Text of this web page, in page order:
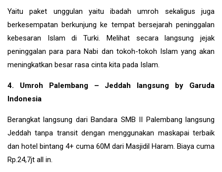
Yaitu paket unggulan yaitu ibadah umroh sekaligus juga
berkesempatan berkunjung ke tempat bersejarah peninggalan
kebesaran Islam diTurki . Melihat secara langsung jejak
peninggalan para para Nabi dan tokoh-tokoh Islam yang akan
meningkatkan besar rasa cinta kita pada Islam.
4. Umroh Palembang – Jeddah langsung by Garuda
Indonesia
Berangkat langsung dari Bandara SMB II Palembang langsung
Jeddah tanpa transit dengan menggunakan maskapai terbaik
dan hotel bintang 4+ cuma 60M dari Masjidil Haram. Biaya cuma
Rp.24,7jt all in.